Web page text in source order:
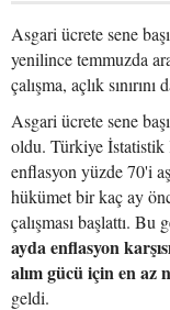
Asgari ücrete sene
yenilince temmuzda
çalışma, açlık
Asgari ücrete sene
oldu. Türkiye İstatistik
enflasyon yüzde 70'i
hükümet bir kaç ay
çalışması başlattı.
ayda enflasyon
alım gücü için en az
geldi.